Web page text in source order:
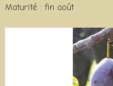
Maturité : fin août